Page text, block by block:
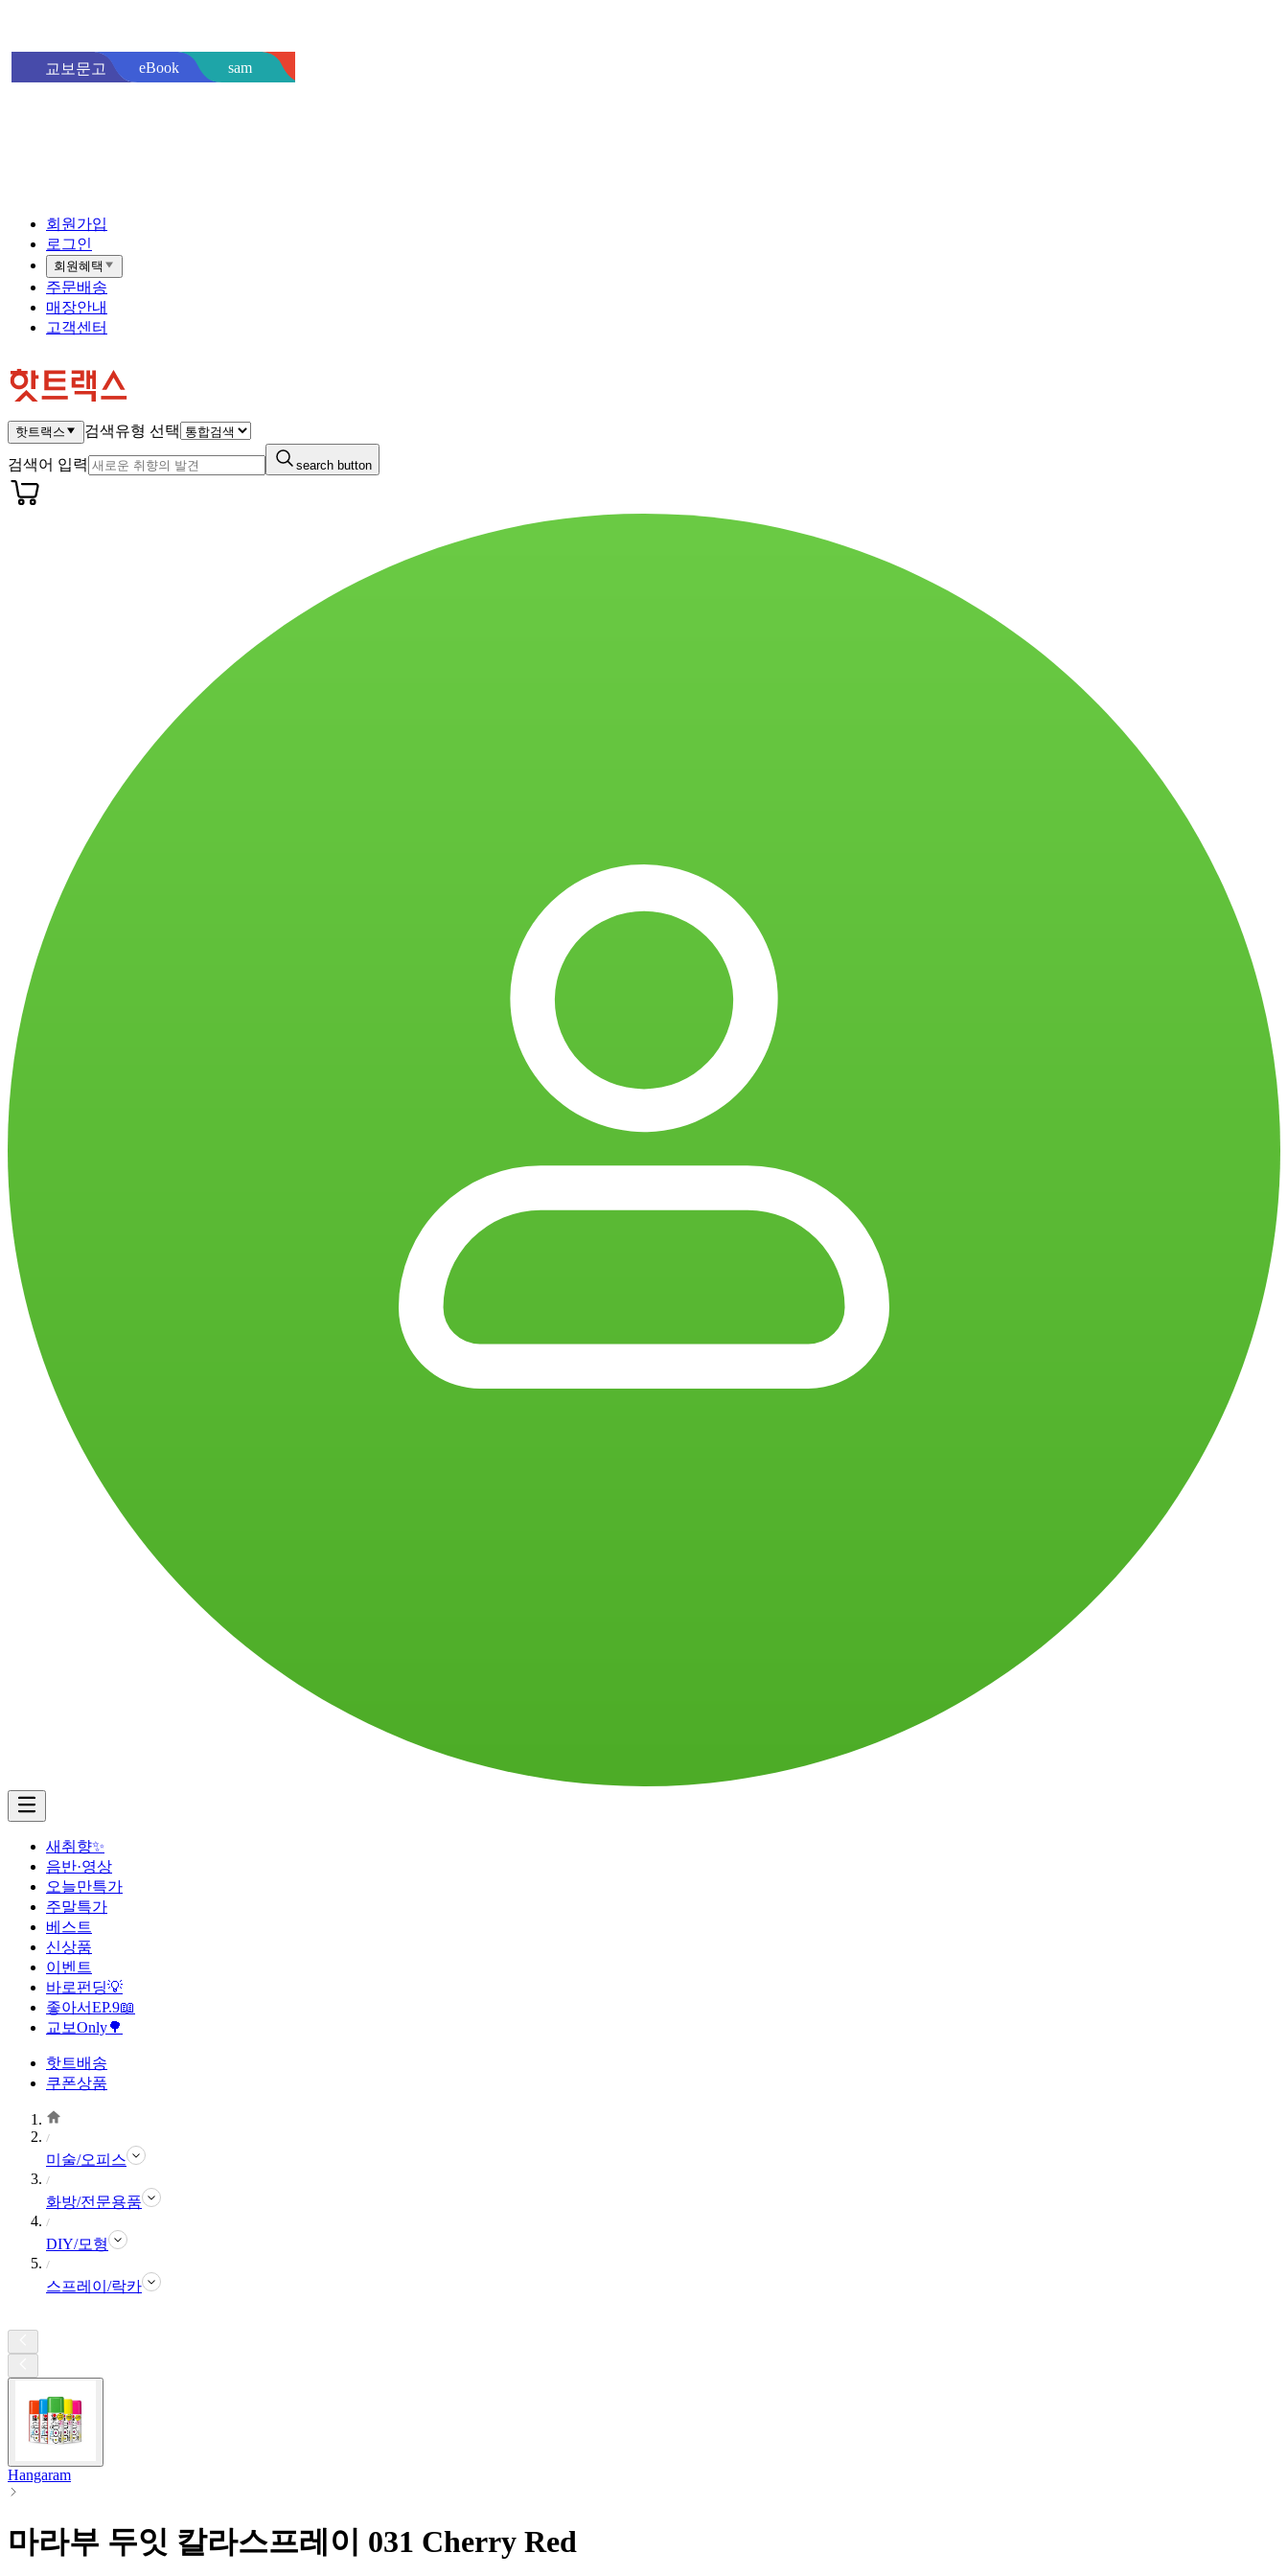
교보문고 eBook sam
회원가입
로그인
회원혜택
주문배송
매장안내
고객센터
핫트랙스 검색유형 선택
검색어 입력 search button
새취향✨
음반·영상
오늘만특가
주말특가
베스트
신상품
이벤트
바로펀딩💡
좋아서EP.9📖
교보Only🌳
핫트배송
쿠폰상품
미술/오피스
화방/전문용품
DIY/모형
스프레이/락카
Hangaram
마라부 두잇 칼라스프레이 031 Cherry Red